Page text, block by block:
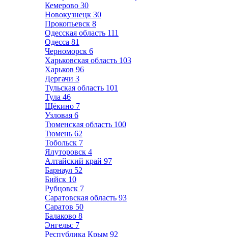
Кемерово 30
Новокузнецк 30
Прокопьевск 8
Одесская область 111
Одесса 81
Черноморск 6
Харьковская область 103
Харьков 96
Дергачи 3
Тульская область 101
Тула 46
Щёкино 7
Узловая 6
Тюменская область 100
Тюмень 62
Тобольск 7
Ялуторовск 4
Алтайский край 97
Барнаул 52
Бийск 10
Рубцовск 7
Саратовская область 93
Саратов 50
Балаково 8
Энгельс 7
Республика Крым 92